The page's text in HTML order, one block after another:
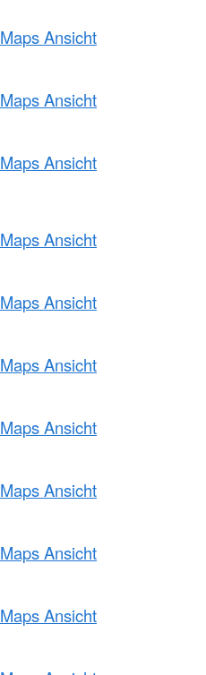
Ansicht
Ansicht
Ansicht
Ansicht
Ansicht
Ansicht
Ansicht
Ansicht
Ansicht
Ansicht